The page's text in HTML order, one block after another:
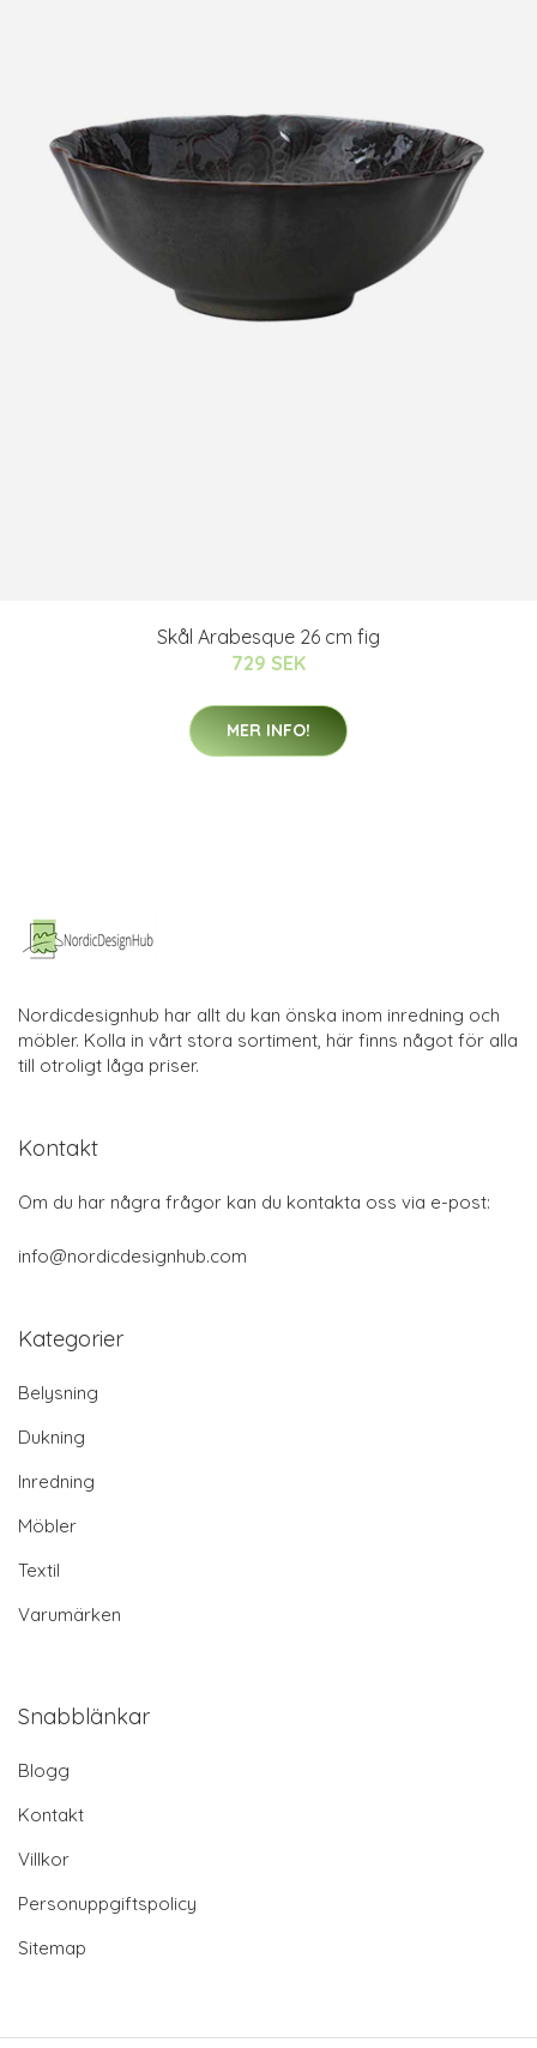
Skål Arabesque 26 cm fig
729 SEK
MER INFO!
Nordicdesignhub har allt du kan önska inom inredning och
möbler. Kolla in vårt stora sortiment, här finns något för alla
till otroligt låga priser.
Kontakt
Om du har några frågor kan du kontakta oss via e-post:
info@nordicdesignhub.com
Kategorier
Belysning
Dukning
Inredning
Möbler
Textil
Varumärken
Snabblänkar
Blogg
Kontakt
Villkor
Personuppgiftspolicy
Sitemap